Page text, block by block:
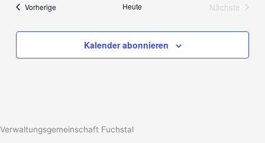
VorherigeVeranstaltungen Heute
Nächste
Kalender abonnieren
Verwaltungsgemeinschaft Fuchstal